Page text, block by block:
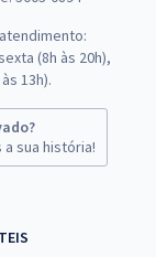
(8h às 20h),
13h).
a sua história!